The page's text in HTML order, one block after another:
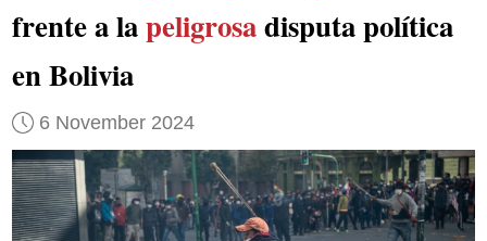
frente a lapeligrosadisputa política
en Bolivia
6 November 2024